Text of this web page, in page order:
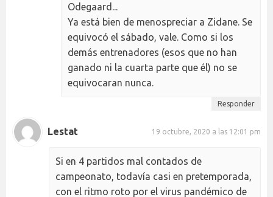
Odegaard...
Ya está bien de menospreciar a Zidane. Se
equivocó el sábado, vale. Como si los
demás entrenadores (esos que no han
ganado ni la cuarta parte que él) no se
equivocaran nunca.
Responder
Lestat 19 octubre, 2020 a las 12:01 pm
Si en 4 partidos mal contados de
campeonato, todavía casi en pretemporada,
con el ritmo roto por el virus pandémico de